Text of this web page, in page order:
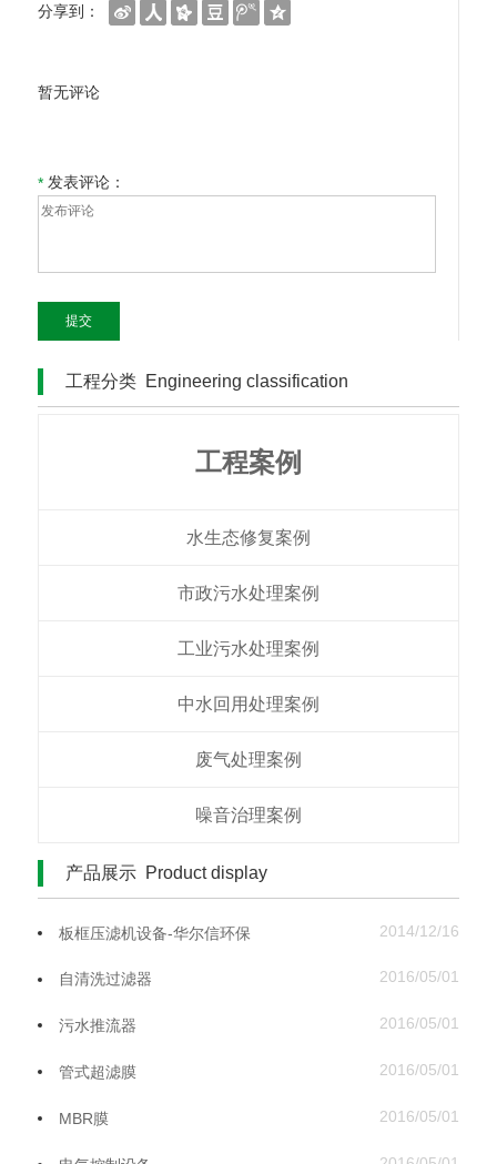
分享到：
暂无评论
*发表评论：
提交
工程分类 Engineering classification
工程案例
水生态修复案例
市政污水处理案例
工业污水处理案例
中水回用处理案例​
废气处理案例
噪音治理案例
产品展示 Product display
板框压滤机设备-华尔信环保 2014/12/16
自清洗过滤器 2016/05/01
污水推流器 2016/05/01
管式超滤膜 2016/05/01
MBR膜 2016/05/01